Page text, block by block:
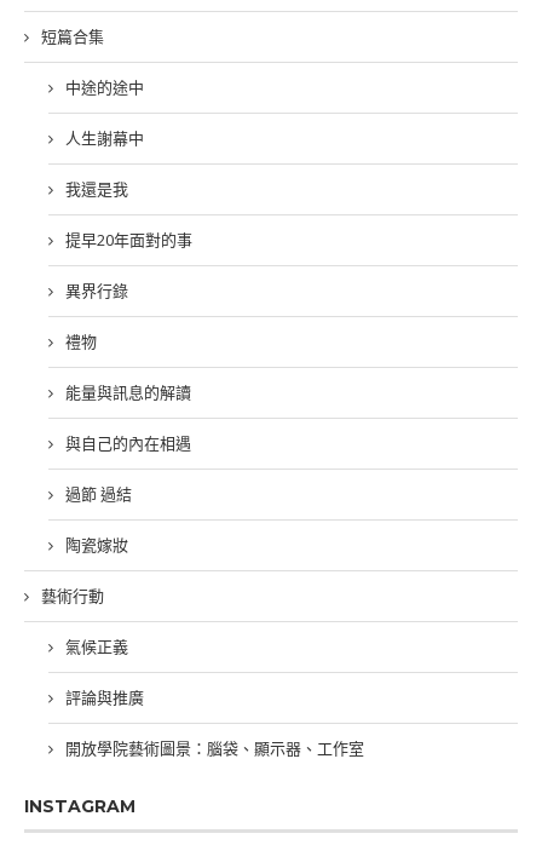
短篇合集
中途的途中
人生謝幕中
我還是我
提早20年面對的事
異界行錄
禮物
能量與訊息的解讀
與自己的內在相遇
過節 過結
陶瓷嫁妝
藝術行動
氣候正義
評論與推廣
開放學院藝術圖景：腦袋、顯示器、工作室
INSTAGRAM